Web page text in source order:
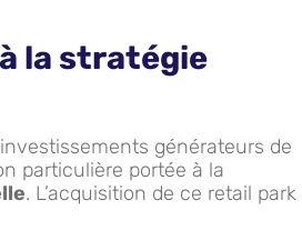
la stratégie
générateurs de
particulière portée à la
. L’acquisition de ce retail park